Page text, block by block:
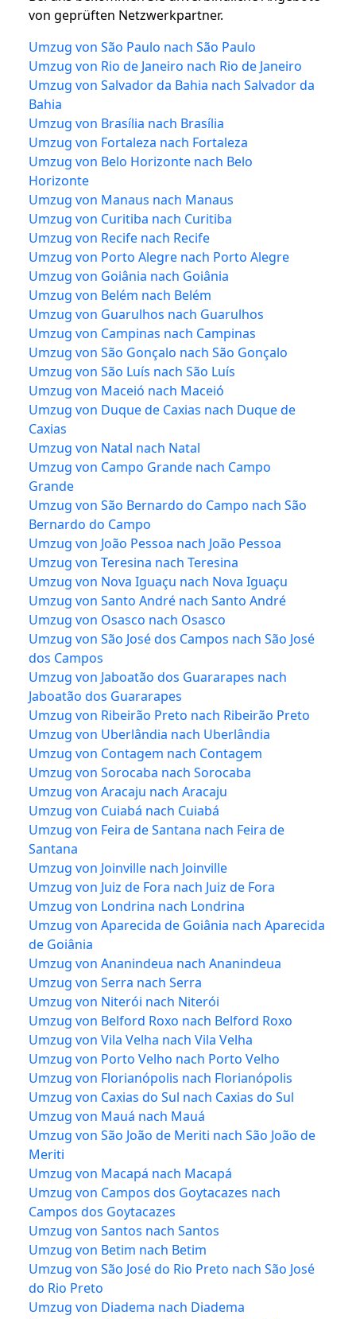
von geprüften Netzwerkpartner.
Umzug von São Paulo nach São Paulo
Umzug von Rio de Janeiro nach Rio de Janeiro
Umzug von Salvador da Bahia nach Salvador da
Bahia
Umzug von Brasília nach Brasília
Umzug von Fortaleza nach Fortaleza
Umzug von Belo Horizonte nach Belo
Horizonte
Umzug von Manaus nach Manaus
Umzug von Curitiba nach Curitiba
Umzug von Recife nach Recife
Umzug von Porto Alegre nach Porto Alegre
Umzug von Goiânia nach Goiânia
Umzug von Belém nach Belém
Umzug von Guarulhos nach Guarulhos
Umzug von Campinas nach Campinas
Umzug von São Gonçalo nach São Gonçalo
Umzug von São Luís nach São Luís
Umzug von Maceió nach Maceió
Umzug von Duque de Caxias nach Duque de
Caxias
Umzug von Natal nach Natal
Umzug von Campo Grande nach Campo
Grande
Umzug von São Bernardo do Campo nach São
Bernardo do Campo
Umzug von João Pessoa nach João Pessoa
Umzug von Teresina nach Teresina
Umzug von Nova Iguaçu nach Nova Iguaçu
Umzug von Santo André nach Santo André
Umzug von Osasco nach Osasco
Umzug von São José dos Campos nach São José
dos Campos
Umzug von Jaboatão dos Guararapes nach
Jaboatão dos Guararapes
Umzug von Ribeirão Preto nach Ribeirão Preto
Umzug von Uberlândia nach Uberlândia
Umzug von Contagem nach Contagem
Umzug von Sorocaba nach Sorocaba
Umzug von Aracaju nach Aracaju
Umzug von Cuiabá nach Cuiabá
Umzug von Feira de Santana nach Feira de
Santana
Umzug von Joinville nach Joinville
Umzug von Juiz de Fora nach Juiz de Fora
Umzug von Londrina nach Londrina
Umzug von Aparecida de Goiânia nach Aparecida
de Goiânia
Umzug von Ananindeua nach Ananindeua
Umzug von Serra nach Serra
Umzug von Niterói nach Niterói
Umzug von Belford Roxo nach Belford Roxo
Umzug von Vila Velha nach Vila Velha
Umzug von Porto Velho nach Porto Velho
Umzug von Florianópolis nach Florianópolis
Umzug von Caxias do Sul nach Caxias do Sul
Umzug von Mauá nach Mauá
Umzug von São João de Meriti nach São João de
Meriti
Umzug von Macapá nach Macapá
Umzug von Campos dos Goytacazes nach
Campos dos Goytacazes
Umzug von Santos nach Santos
Umzug von Betim nach Betim
Umzug von São José do Rio Preto nach São José
do Rio Preto
Umzug von Diadema nach Diadema